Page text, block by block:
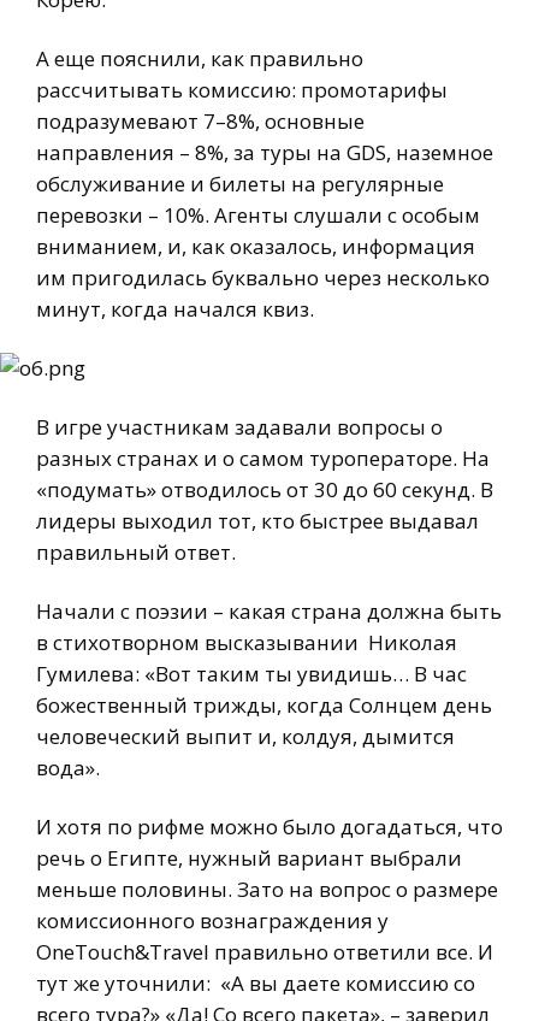
А еще пояснили, как правильно
рассчитывать комиссию: промотарифы
подразумевают 7–8%, основные
направления – 8%, за туры на GDS, наземное
обслуживание и билеты на регулярные
перевозки – 10%. Агенты слушали с особым
вниманием, и, как оказалось, информация
им пригодилась буквально через несколько
минут, когда начался квиз.
В игре участникам задавали вопросы о
разных странах и о самом туроператоре. На
«подумать» отводилось от 30 до 60 секунд. В
лидеры выходил тот, кто быстрее выдавал
правильный ответ.
Начали с поэзии – какая страна должна быть
в стихотворном высказывании Николая
Гумилева: «Вот таким ты увидишь… В час
божественный трижды, когда Солнцем день
человеческий выпит и, колдуя, дымится
вода».
И хотя по рифме можно было догадаться, что
речь о Египте, нужный вариант выбрали
меньше половины. Зато на вопрос о размере
комиссионного вознаграждения у
OneTouch&Travel правильно ответили все. И
тут же уточнили: «А вы даете комиссию со
всего тура?» «Да! Со всего пакета», – заверил